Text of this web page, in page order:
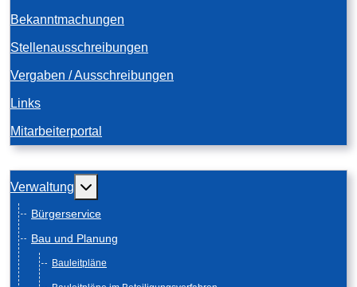
Bekanntmachungen
Stellenausschreibungen
Vergaben / Ausschreibungen
Links
Mitarbeiterportal
Verwaltung Weitere Informationen: Verwaltung
Bürgerservice
Bau und Planung
Bauleitpläne